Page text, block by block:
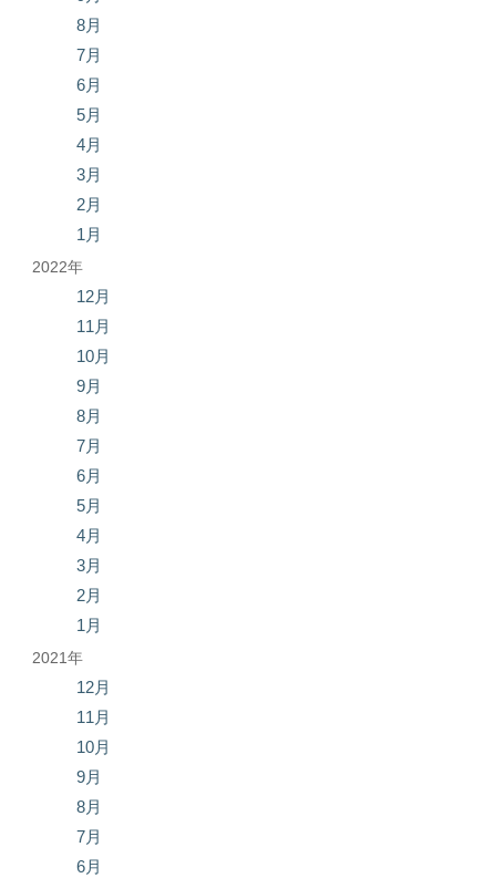
8月
7月
6月
5月
4月
3月
2月
1月
2022年
12月
11月
10月
9月
8月
7月
6月
5月
4月
3月
2月
1月
2021年
12月
11月
10月
9月
8月
7月
6月